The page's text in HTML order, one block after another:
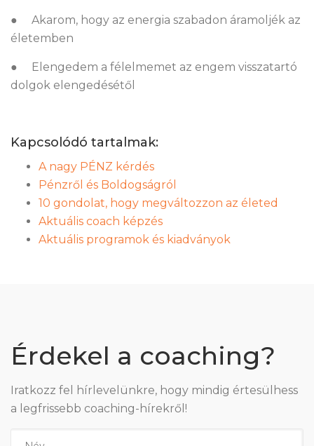
● Akarom, hogy az energia szabadon áramoljék az
életemben
● Elengedem a félelmemet az engem visszatartó
dolgok elengedésétől
Kapcsolódó tartalmak:
A nagy PÉNZ kérdés
Pénzről és Boldogságról
10 gondolat, hogy megváltozzon az életed
Aktuális coach képzés
Aktuális programok és kiadványok
Érdekel a coaching?
Iratkozz fel hírlevelünkre, hogy mindig értesülhess
a legfrissebb coaching-hírekről!